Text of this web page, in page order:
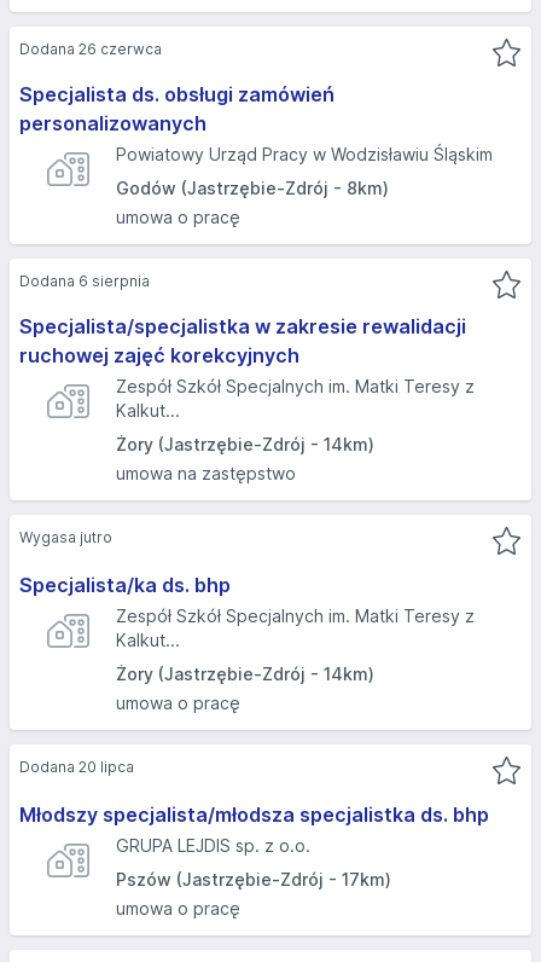
Specjalista ds. obsługi zamówień
personalizowanych
Powiatowy Urząd Pracy w Wodzisławiu Śląskim
Godów (Jastrzębie-Zdrój - 8km)
umowa o pracę
Dodana 26 czerwca
Specjalista/specjalistka w zakresie rewalidacji
ruchowej zajęć korekcyjnych
Zespół Szkół Specjalnych im. Matki Teresy z
Kalkut...
Żory (Jastrzębie-Zdrój - 14km)
umowa na zastępstwo
Dodana 6 sierpnia
Specjalista/ka ds. bhp
Zespół Szkół Specjalnych im. Matki Teresy z
Kalkut...
Żory (Jastrzębie-Zdrój - 14km)
umowa o pracę
Wygasa jutro
Młodszy specjalista/młodsza specjalistka ds. bhp
GRUPA LEJDIS sp. z o.o.
Pszów (Jastrzębie-Zdrój - 17km)
umowa o pracę
Dodana 20 lipca